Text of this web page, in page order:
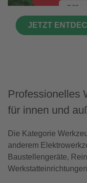
JETZT
Professionelles
für innen und
Die Kategorie
anderem
Baustellengeräte,